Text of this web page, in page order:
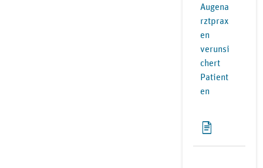
Augena
rztprax
en
verunsi
chert
Patient
en